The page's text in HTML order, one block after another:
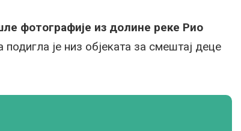
фотографије из долине реке Рио
је низ објеката за смештај деце